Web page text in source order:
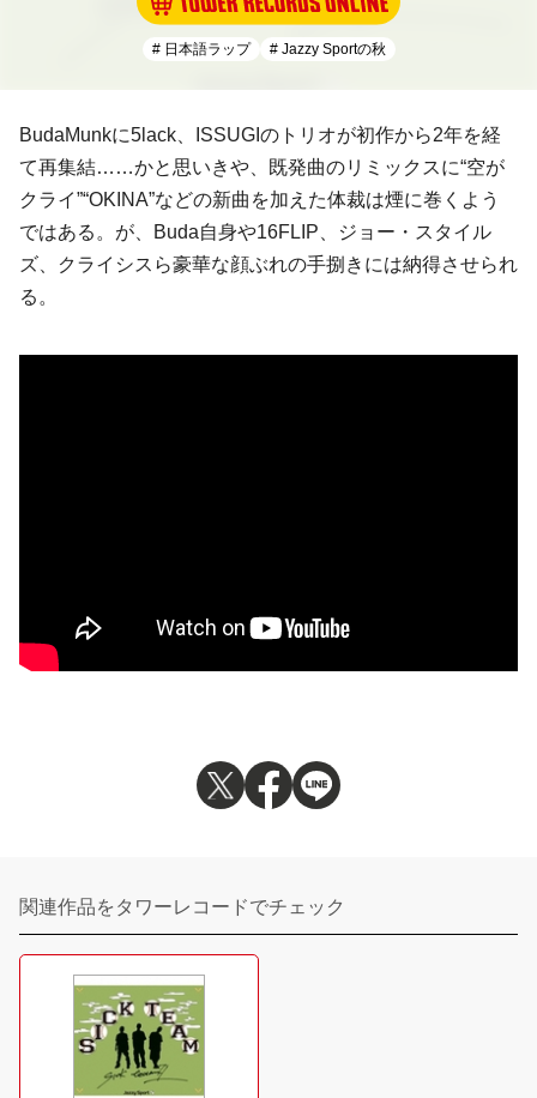
# 日本語ラップ # Jazzy Sportの秋
BudaMunkに5lack ISSUGI のトリオが初作から2年を経
て再集結……かと思いきや、既発曲のリミックスに“空が
クライ”“OKINA”などの新曲を加えた体裁は煙に巻くよう
ではある。が、Buda自身や16FLIP
ジョー・スタイル
ズ
クライシス ら豪華な顔ぶれの手捌きには納得させられ
る。
関連作品をタワーレコードでチェック